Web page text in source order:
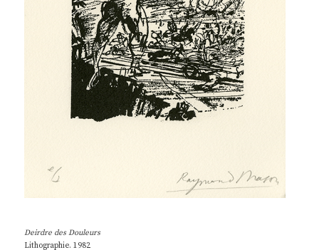
Deirdre des Douleurs
Lithographie. 1982